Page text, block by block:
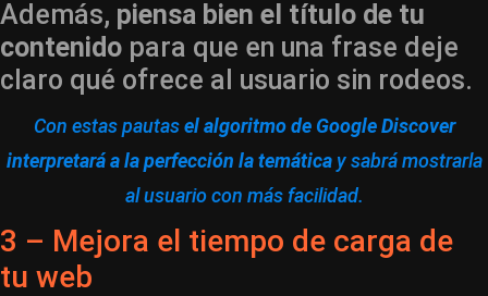
Además, piensa bien el título de tu
contenido para que en una frase deje
claro qué ofrece al usuario sin rodeos.
Con estas pautasel algoritmo de Google Discover
interpretará a la perfección la temáticay sabrá mostrarla
al usuario con más facilidad.
3 – Mejora el tiempo de carga de
tu web